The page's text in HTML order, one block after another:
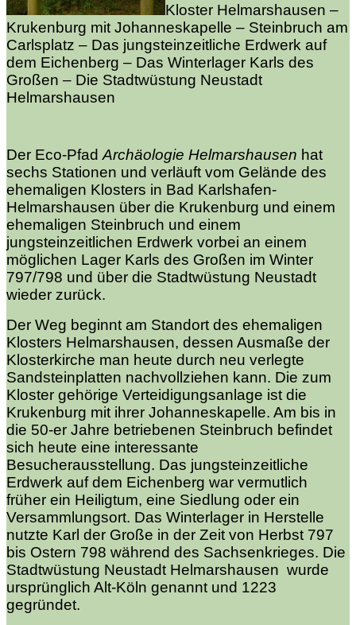
Kloster Helmarshausen –
Krukenburg mit Johanneskapelle – Steinbruch am
Carlsplatz – Das jungsteinzeitliche Erdwerk auf
dem Eichenberg – Das Winterlager Karls des
Großen – Die Stadtwüstung Neustadt
Helmarshausen
Der Eco-Pfad Archäologie Helmarshausen hat
sechs Stationen und verläuft vom Gelände des
ehemaligen Klosters in Bad Karlshafen-
Helmarshausen über die Krukenburg und einem
ehemaligen Steinbruch und einem
jungsteinzeitlichen Erdwerk vorbei an einem
möglichen Lager Karls des Großen im Winter
797/798 und über die Stadtwüstung Neustadt
wieder zurück.
Der Weg beginnt am Standort des ehemaligen
Klosters Helmarshausen, dessen Ausmaße der
Klosterkirche man heute durch neu verlegte
Sandsteinplatten nachvollziehen kann. Die zum
Kloster gehörige Verteidigungsanlage ist die
Krukenburg mit ihrer Johanneskapelle. Am bis in
die 50-er Jahre betriebenen Steinbruch befindet
sich heute eine interessante
Besucherausstellung. Das jungsteinzeitliche
Erdwerk auf dem Eichenberg war vermutlich
früher ein Heiligtum, eine Siedlung oder ein
Versammlungsort. Das Winterlager in Herstelle
nutzte Karl der Große in der Zeit von Herbst 797
bis Ostern 798 während des Sachsenkrieges. Die
Stadtwüstung Neustadt Helmarshausen wurde
ursprünglich Alt-Köln genannt und 1223
gegründet.